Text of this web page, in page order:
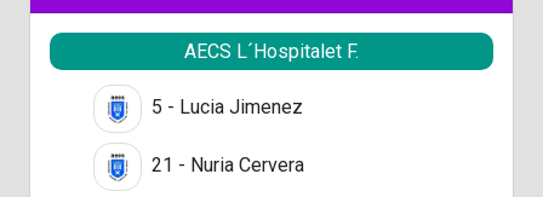
AECS L´Hospitalet F.
5 - Lucia Jimenez
21 - Nuria Cervera